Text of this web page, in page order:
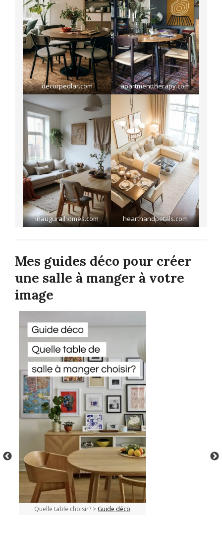
decorpedlar.com apartmenttherapy.com
inauguralhomes.com hearthandpetals.com
Mes guides déco pour créer
une salle à manger à votre
image
Quelle table choisir? > Guide déco